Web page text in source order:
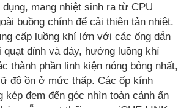
mang nhiệt sinh ra từ CPU
buồng chính để cải thiện tản nhiệt.
cấp luồng khí lớn với các ống dẫn
quạt đỉnh và đáy, hướng luồng khí
thành phần linh kiện nóng bỏng nhất,
độ ồn ở mức thấp. Các ốp kính
đem đến góc nhìn toàn cảnh ấn